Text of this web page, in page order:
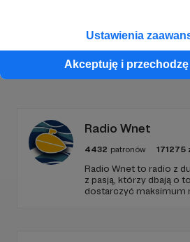
Ustawienia
Akceptuję i
Promowani autorzy
Radio Wnet
4432 patronów 171275
Radio Wnet to radio z
z pasją, którzy dbają o
dostarczyć maksimum